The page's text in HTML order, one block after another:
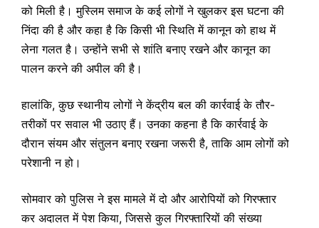
को मिली है। मुस्लिम समाज के कई लोगों ने खुलकर इस घटना की
निंदा की है और कहा है कि किसी भी स्थिति में कानून को हाथ में
लेना गलत है। उन्होंने सभी से शांति बनाए रखने और कानून का
पालन करने की अपील की है।
हालांकि, कुछ स्थानीय लोगों ने केंद्रीय बल की कार्रवाई के तौर-
तरीकों पर सवाल भी उठाए हैं। उनका कहना है कि कार्रवाई के
दौरान संयम और संतुलन बनाए रखना जरूरी है, ताकि आम लोगों को
परेशानी न हो।
सोमवार को पुलिस ने इस मामले में दो और आरोपियों को गिरफ्तार
कर अदालत में पेश किया, जिससे कुल गिरफ्तारियों की संख्या